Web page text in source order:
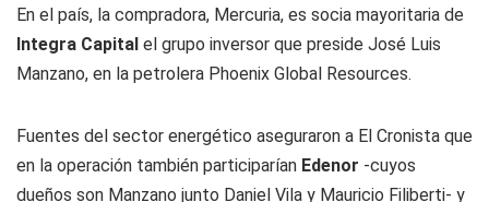
En el país, la compradora, Mercuria, es socia mayoritaria de
Integra Capital el grupo inversor que preside José Luis
Manzano, en la petrolera Phoenix Global Resources.
Fuentes del sector energético aseguraron a El Cronista que
en la operación también participarían Edenor -cuyos
dueños son Manzano junto Daniel Vila y Mauricio Filiberti- y